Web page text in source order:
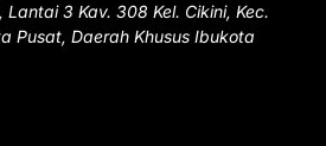
Lantai 3 Kav. 308 Kel. Cikini, Kec.
Pusat, Daerah Khusus Ibukota